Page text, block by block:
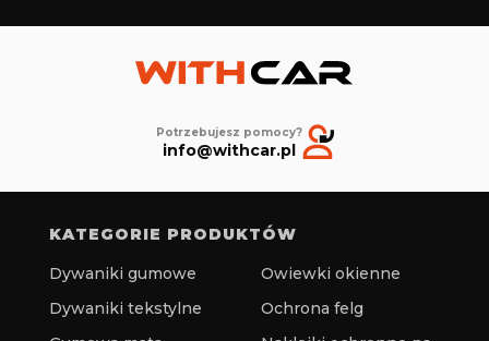
Potrzebujesz pomocy?
info@withcar.pl
KATEGORIE PRODUKTÓW
Dywaniki gumowe
Dywaniki tekstylne
Owiewki okienne
Ochrona felg